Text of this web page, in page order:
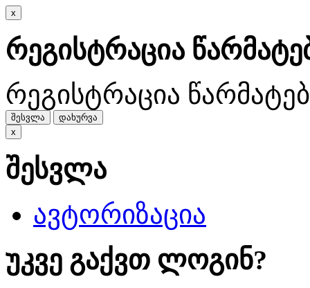
x
რეგისტრაცია
რეგისტრაცია
შესვლა
დახურვა
x
შესვლა
ავტორიზაცია
უკვე გაქვთ ლოგინ?